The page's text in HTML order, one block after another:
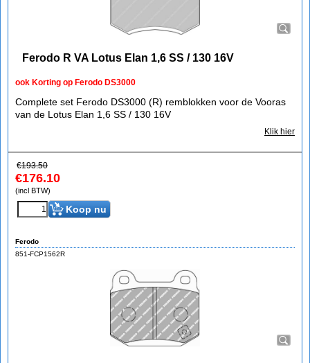
Ferodo R VA Lotus Elan 1,6 SS / 130 16V
ook Korting op Ferodo DS3000
Complete set Ferodo DS3000 (R) remblokken voor de Vooras
van de Lotus Elan 1,6 SS / 130 16V
Klik hier
€193.50
€176.10
(incl BTW)
Koop nu
Ferodo
851-FCP1562R